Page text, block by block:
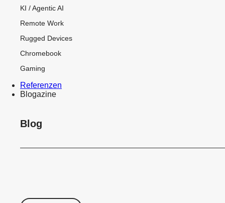
KI / Agentic AI
Remote Work
Rugged Devices
Chromebook
Gaming
Referenzen
Blogazine
Blog